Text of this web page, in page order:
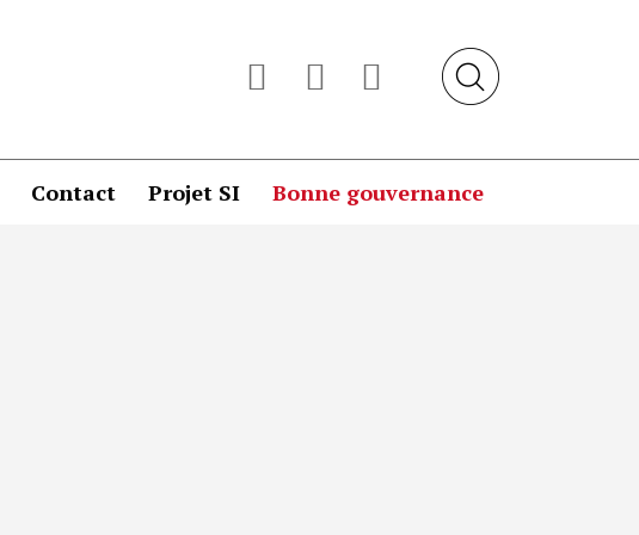
Contact Projet SI Bonne gouvernance